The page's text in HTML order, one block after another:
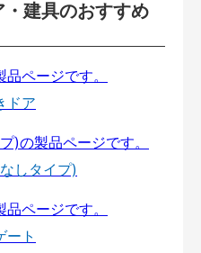
建具のおすすめ
ドア
しタイプ)
ート